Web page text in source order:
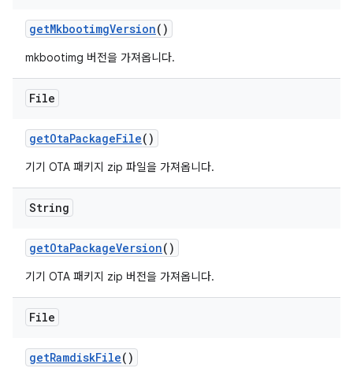
getMkbootimgVersion()
mkbootimg 버전을 가져옵니다.
File
getOtaPackageFile()
기기 OTA 패키지 zip 파일을 가져옵니다.
String
getOtaPackageVersion()
기기 OTA 패키지 zip 버전을 가져옵니다.
File
getRamdiskFile()